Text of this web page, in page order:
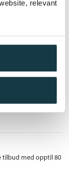
relevant
langt er vanlige,
tilbud med opptil 80